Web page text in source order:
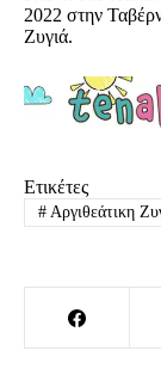
2022 στην
Ζυγιά.
Ετικέτες
#Αργιθεάτικη